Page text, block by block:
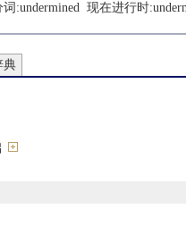
词:undermined 现在进行时:
典